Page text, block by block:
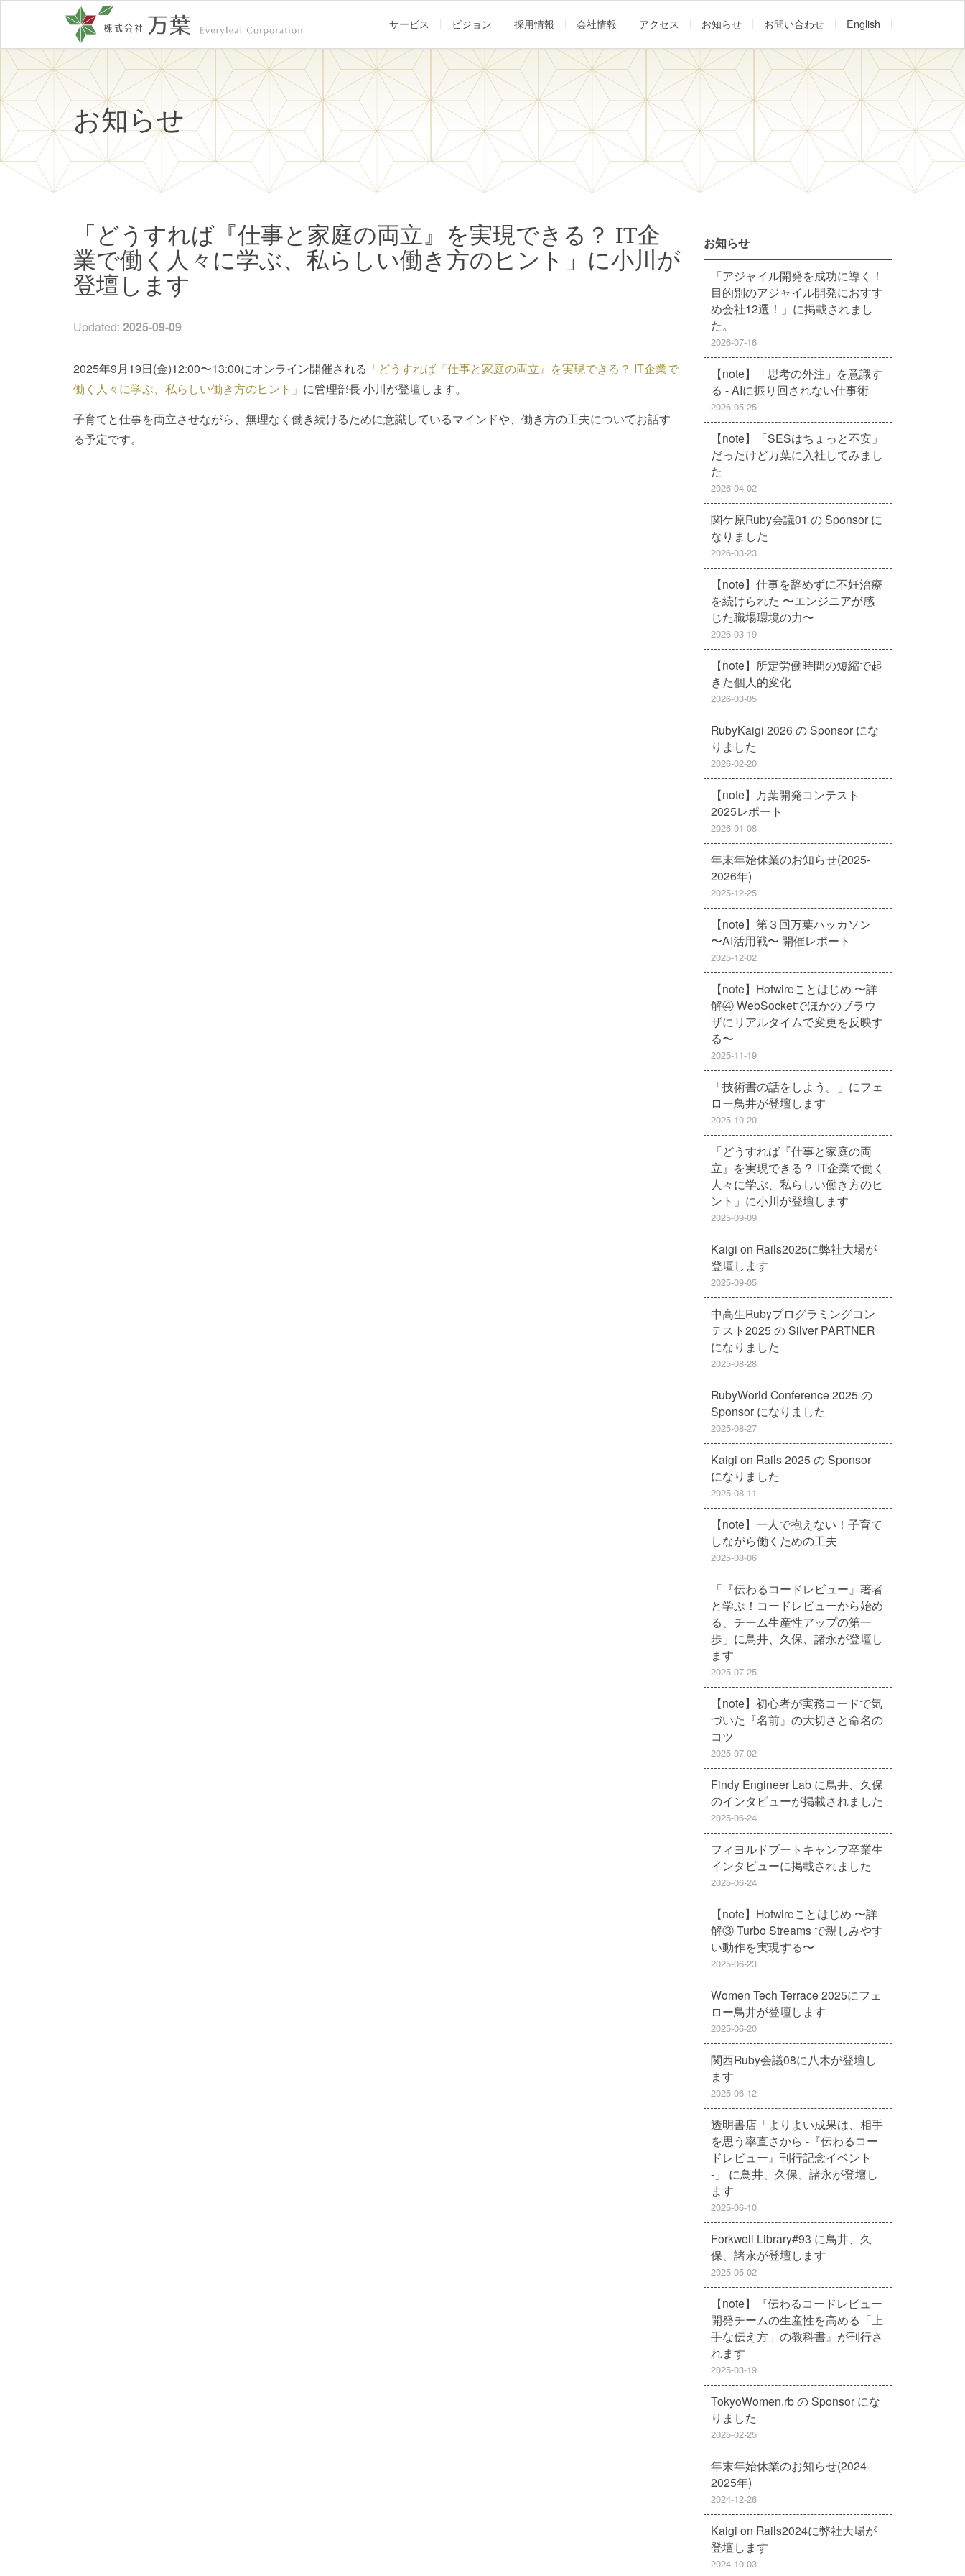
サービス ビジョン 採用情報 会社情報 アクセス お知らせ お問い合わせ English
お知らせ
「どうすれば『仕事と家庭の両立』を実現できる？ IT企
業で働く人々に学ぶ、私らしい働き方のヒント」に小川が
登壇します
Updated: 2025-09-09
2025年9月19日(金)12:00〜13:00にオンライン開催される 「どうすれば『仕事と家庭の両立』を実現できる？ IT企業で
働く人々に学ぶ、私らしい働き方のヒント」 に管理部長 小川が登壇します。
子育てと仕事を両立させながら、無理なく働き続けるために意識しているマインドや、働き方の工夫についてお話す
る予定です。
お知らせ
「アジャイル開発を成功に導く！
目的別のアジャイル開発におすす
め会社12選！」に掲載されまし
た。
2026-07-16
【note】「思考の外注」を意識す
る - AIに振り回されない仕事術
2026-05-25
【note】「SESはちょっと不安」
だったけど万葉に入社してみまし
た
2026-04-02
関ケ原Ruby会議01 の Sponsor に
なりました
2026-03-23
【note】仕事を辞めずに不妊治療
を続けられた 〜エンジニアが感
じた職場環境の力〜
2026-03-19
【note】所定労働時間の短縮で起
きた個人的変化
2026-03-05
RubyKaigi 2026 の Sponsor にな
りました
2026-02-20
【note】万葉開発コンテスト
2025レポート
2026-01-08
年末年始休業のお知らせ(2025-
2026年)
2025-12-25
【note】第３回万葉ハッカソン
〜AI活用戦〜 開催レポート
2025-12-02
【note】Hotwireことはじめ 〜詳
解④ WebSocketでほかのブラウ
ザにリアルタイムで変更を反映す
る〜
2025-11-19
「技術書の話をしよう。」にフェ
ロー鳥井が登壇します
2025-10-20
「どうすれば『仕事と家庭の両
立』を実現できる？ IT企業で働く
人々に学ぶ、私らしい働き方のヒ
ント」に小川が登壇します
2025-09-09
Kaigi on Rails2025に弊社大場が
登壇します
2025-09-05
中高生Rubyプログラミングコン
テスト2025 の Silver PARTNER
になりました
2025-08-28
RubyWorld Conference 2025 の
Sponsor になりました
2025-08-27
Kaigi on Rails 2025 の Sponsor
になりました
2025-08-11
【note】一人で抱えない！子育て
しながら働くための工夫
2025-08-06
「『伝わるコードレビュー』著者
と学ぶ！コードレビューから始め
る、チーム生産性アップの第一
歩」に鳥井、久保、諸永が登壇し
ます
2025-07-25
【note】初心者が実務コードで気
づいた『名前』の大切さと命名の
コツ
2025-07-02
Findy Engineer Lab に鳥井、久保
のインタビューが掲載されました
2025-06-24
フィヨルドブートキャンプ卒業生
インタビューに掲載されました
2025-06-24
【note】Hotwireことはじめ 〜詳
解③ Turbo Streams で親しみやす
い動作を実現する〜
2025-06-23
Women Tech Terrace 2025にフェ
ロー鳥井が登壇します
2025-06-20
関西Ruby会議08に八木が登壇し
ます
2025-06-12
透明書店「よりよい成果は、相手
を思う率直さから -『伝わるコー
ドレビュー』刊行記念イベント
-」 に鳥井、久保、諸永が登壇し
ます
2025-06-10
Forkwell Library#93 に鳥井、久
保、諸永が登壇します
2025-05-02
【note】『伝わるコードレビュー
開発チームの生産性を高める「上
手な伝え方」の教科書』が刊行さ
れます
2025-03-19
TokyoWomen.rb の Sponsor にな
りました
2025-02-25
年末年始休業のお知らせ(2024-
2025年)
2024-12-26
Kaigi on Rails2024に弊社大場が
登壇します
2024-10-03